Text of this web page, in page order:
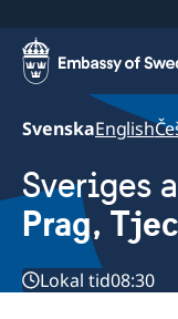
SvenskaEnglish
Sveriges
Prag,
Lokal tid08:30